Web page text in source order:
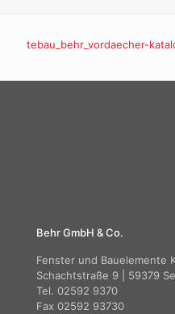
tebau_behr_vordaecher-
Behr GmbH & Co.
Fenster und Bauelemente
Schachtstraße 9 | 59379
Tel. 02592 9370
Fax 02592 93730